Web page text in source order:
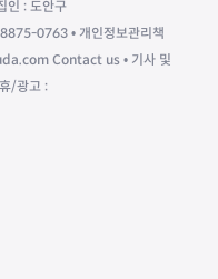
인 : 도안구
0763 • 개인정보관리책
Contact us • 기사 및
/광고 :